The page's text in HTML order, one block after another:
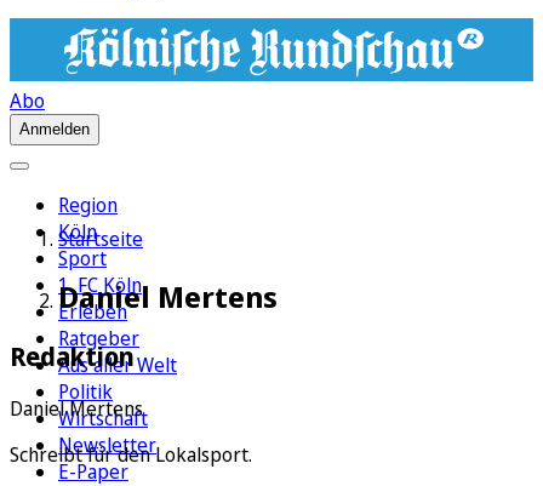
Abo
Anmelden
Region
Köln
Sport
1. FC Köln
Erleben
Ratgeber
Aus aller Welt
Politik
Wirtschaft
Newsletter
E-Paper
Startseite
Daniel Mertens
Redaktion
Daniel Mertens
Schreibt für den Lokalsport.